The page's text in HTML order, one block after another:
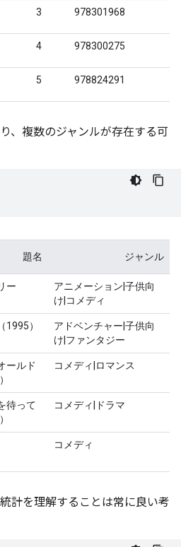
、複数のジャンルが存在する可
計を理解することは常に良い考